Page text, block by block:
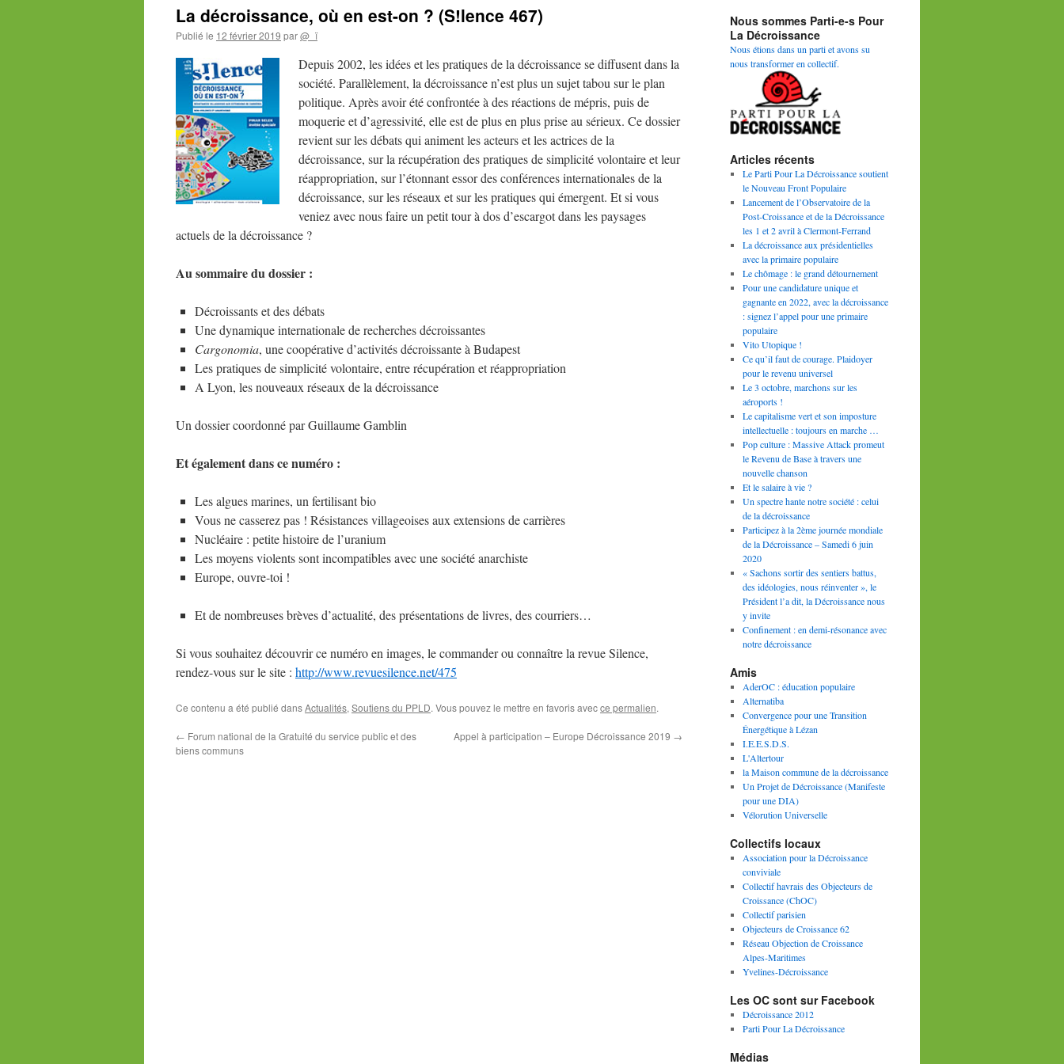
La décroissance, où en est-on ? (S!lence 467)
Publié le 12 février 2019 par@_ï
Depuis 2002, les idées et les pratiques de la décroissance se diffusent dans la
société. Parallèlement, la décroissance n’est plus un sujet tabou sur le plan
politique. Après avoir été confrontée à des réactions de mépris, puis de
moquerie et d’agressivité, elle est de plus en plus prise au sérieux. Ce dossier
revient sur les débats qui animent les acteurs et les actrices de la
décroissance, sur la récupération des pratiques de simplicité volontaire et leur
réappropriation, sur l’étonnant essor des conférences internationales de la
décroissance, sur les réseaux et sur les pratiques qui émergent. Et si vous
veniez avec nous faire un petit tour à dos d’escargot dans les paysages
actuels de la décroissance ?
Au sommaire du dossier :
Décroissants et des débats
Une dynamique internationale de recherches décroissantes
Cargonomia, une coopérative d’activités décroissante à Budapest
Les pratiques de simplicité volontaire, entre récupération et réappropriation
A Lyon, les nouveaux réseaux de la décroissance
Un dossier coordonné par Guillaume Gamblin
Et également dans ce numéro :
Les algues marines, un fertilisant bio
Vous ne casserez pas ! Résistances villageoises aux extensions de carrières
Nucléaire : petite histoire de l’uranium
Les moyens violents sont incompatibles avec une société anarchiste
Europe, ouvre-toi !
Et de nombreuses brèves d’actualité, des présentations de livres, des courriers…
Si vous souhaitez découvrir ce numéro en images, le commander ou connaître la revue Silence,
rendez-vous sur le site : http://www.revuesilence.net/475
Ce contenu a été publié dansActualités, Soutiens du PPLD. Vous pouvez le mettre en favoris avecce permalien.
← Forum national de la Gratuité du service public et des
biens communs
Appel à participation – Europe Décroissance 2019 →
Nous sommes Parti-e-s Pour
La Décroissance
Nous étions dans un parti et avons su
nous transformer en collectif.
Articles récents
Le Parti Pour La Décroissance soutient
le Nouveau Front Populaire
Lancement de l’Observatoire de la
Post-Croissance et de la Décroissance
les 1 et 2 avril à Clermont-Ferrand
La décroissance aux présidentielles
avec la primaire populaire
Le chômage : le grand détournement
Pour une candidature unique et
gagnante en 2022, avec la décroissance
: signez l’appel pour une primaire
populaire
Vito Utopique !
Ce qu’il faut de courage. Plaidoyer
pour le revenu universel
Le 3 octobre, marchons sur les
aéroports !
Le capitalisme vert et son imposture
intellectuelle : toujours en marche …
Pop culture : Massive Attack promeut
le Revenu de Base à travers une
nouvelle chanson
Et le salaire à vie ?
Un spectre hante notre société : celui
de la décroissance
Participez à la 2ème journée mondiale
de la Décroissance – Samedi 6 juin
2020
« Sachons sortir des sentiers battus,
des idéologies, nous réinventer », le
Président l’a dit, la Décroissance nous
y invite
Confinement : en demi-résonance avec
notre décroissance
Amis
AderOC : éducation populaire
Alternatiba
Convergence pour une Transition
Énergétique à Lézan
I.E.E.S.D.S.
L'Altertour
la Maison commune de la décroissance
Un Projet de Décroissance (Manifeste
pour une DIA)
Vélorution Universelle
Collectifs locaux
Association pour la Décroissance
conviviale
Collectif havrais des Objecteurs de
Croissance (ChOC)
Collectif parisien
Objecteurs de Croissance 62
Réseau Objection de Croissance
Alpes-Maritimes
Yvelines-Décroissance
Les OC sont sur Facebook
Décroissance 2012
Parti Pour La Décroissance
Médias